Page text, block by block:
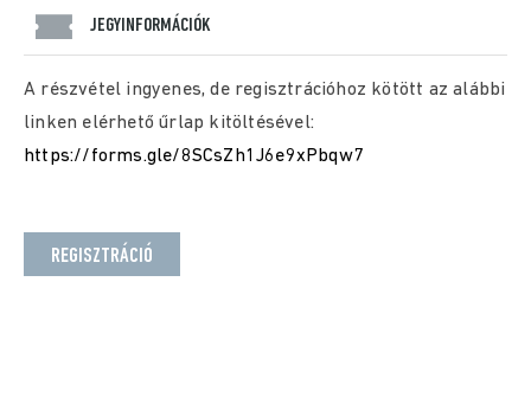
JEGYINFORMÁCIÓK
A részvétel ingyenes, de regisztrációhoz kötött az alábbi
linken elérhető űrlap kitöltésével:
https://forms.gle/8SCsZh1J6e9xPbqw7
REGISZTRÁCIÓ